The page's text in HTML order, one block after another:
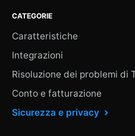
CATEGORIE
Caratteristiche
Integrazioni
Risoluzione dei problemi di
Conto e fatturazione
Sicurezza e privacy